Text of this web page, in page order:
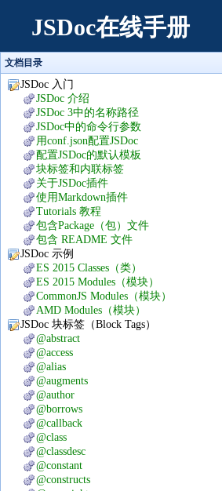
JSDoc在线手册
文档目录
JSDoc 入门
JSDoc 介绍
JSDoc 3中的名称路径
JSDoc中的命令行参数
用conf.json配置JSDoc
配置JSDoc的默认模板
块标签和内联标签
关于JSDoc插件
使用Markdown插件
Tutorials 教程
包含Package（包）文件
包含 README 文件
JSDoc 示例
ES 2015 Classes（类）
ES 2015 Modules（模块）
CommonJS Modules（模块）
AMD Modules（模块）
JSDoc 块标签（Block Tags）
@abstract
@access
@alias
@augments
@author
@borrows
@callback
@class
@classdesc
@constant
@constructs